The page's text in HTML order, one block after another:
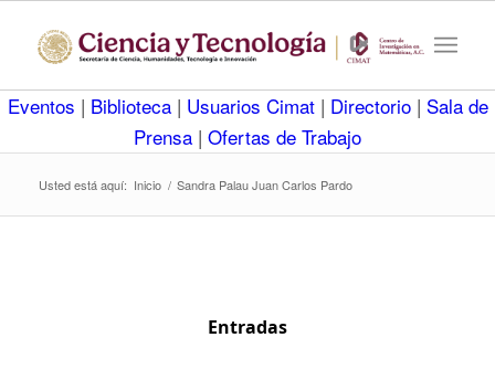
Eventos | Biblioteca | Usuarios Cimat | Directorio | Sala de
Prensa | Ofertas de Trabajo
Usted está aquí: Inicio / Sandra Palau Juan Carlos Pardo
Entradas